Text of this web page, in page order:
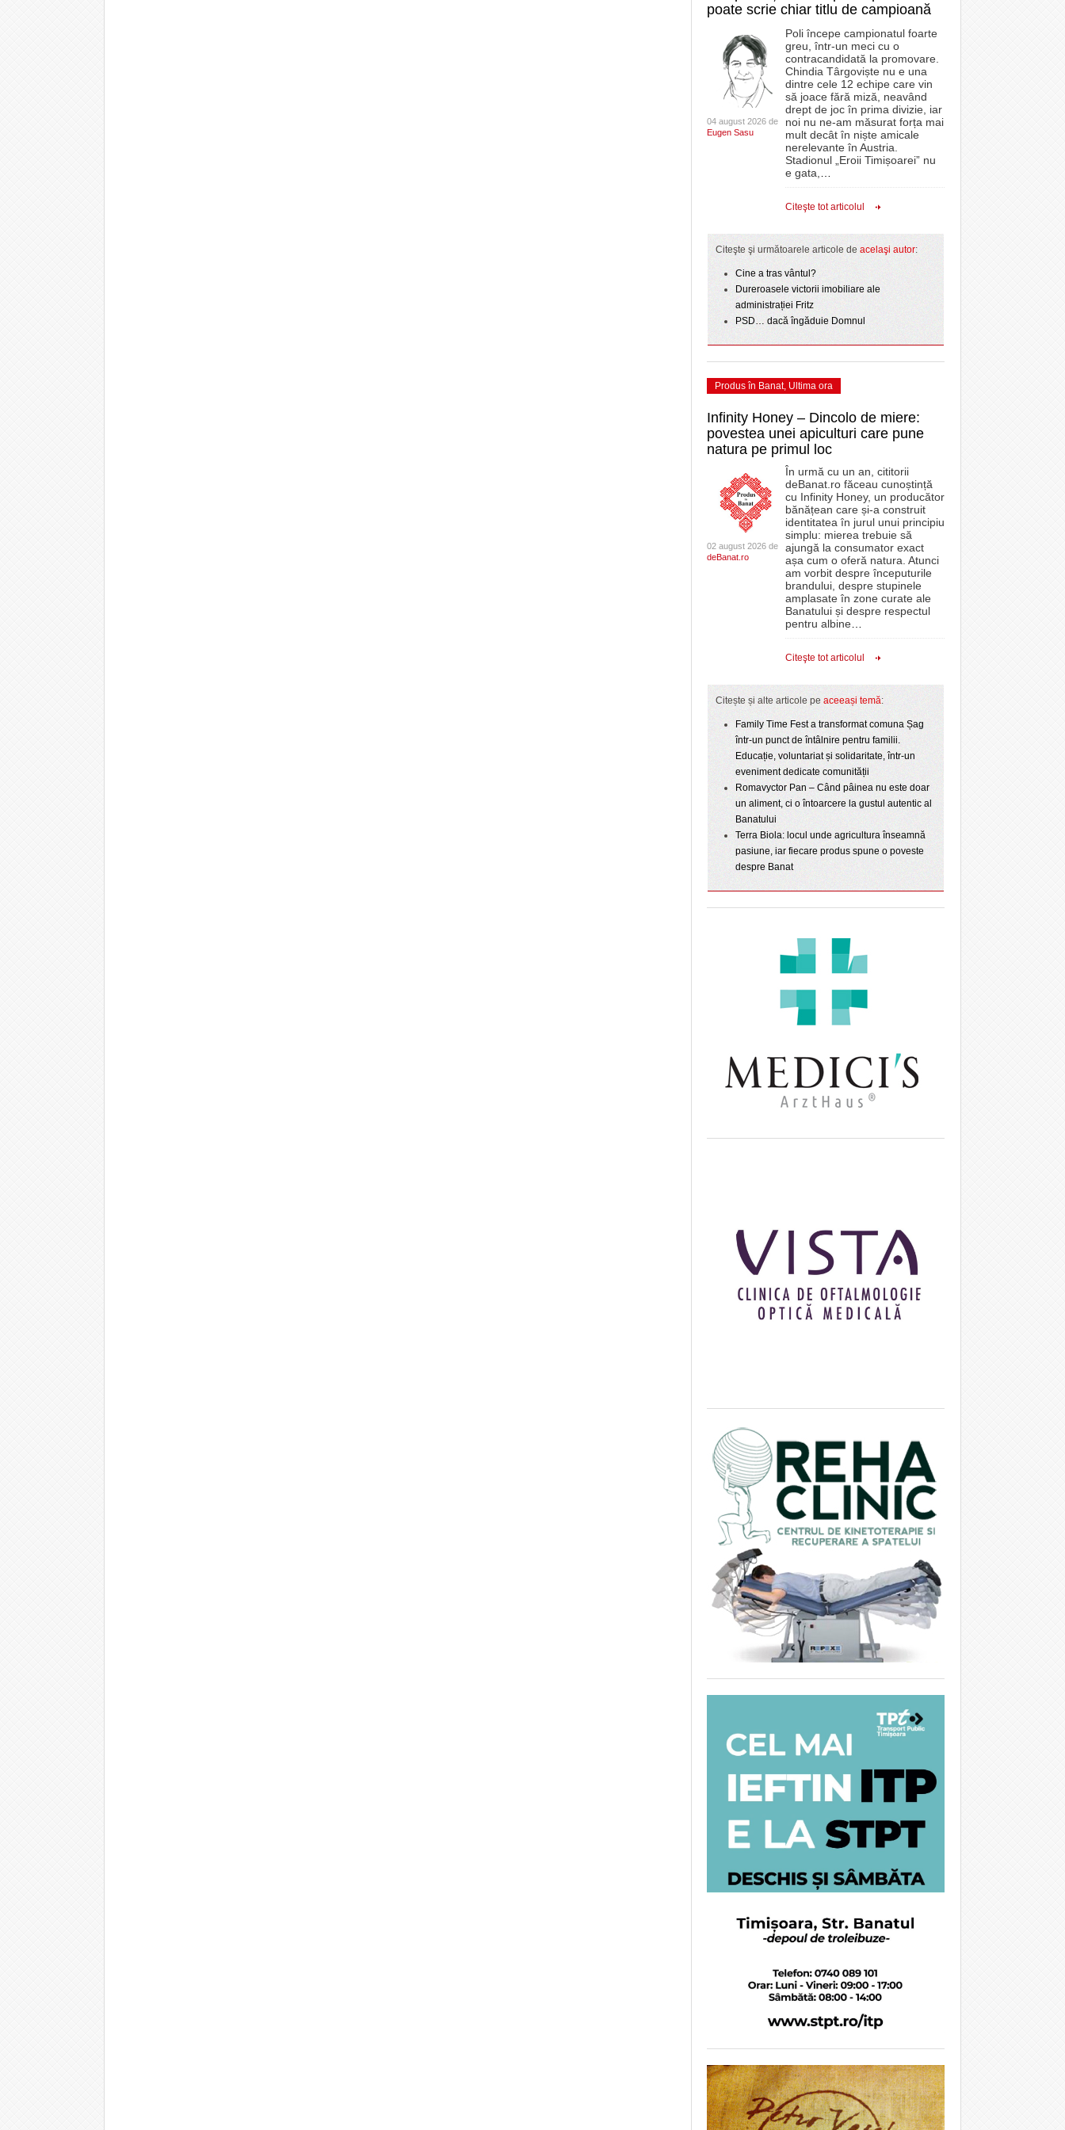
poate scrie chiar titlu de campioană
04 august 2026 de
Eugen Sasu
Poli începe campionatul foarte
greu, într-un meci cu o
contracandidată la promovare.
Chindia Târgoviște nu e una
dintre cele 12 echipe care vin
să joace fără miză, neavând
drept de joc în prima divizie, iar
noi nu ne-am măsurat forța mai
mult decât în niște amicale
nerelevante în Austria.
Stadionul „Eroii Timișoarei” nu
e gata,
Citeşte tot articolul
Citeşte şi următoarele articole de acelaşi autor:
Cine a tras vântul?
Dureroasele victorii imobiliare ale
administrației Fritz
PSD… dacă îngăduie Domnul
Produs în Banat, Ultima ora
Infinity Honey – Dincolo de miere:
povestea unei apiculturi care pune
natura pe primul loc
02 august 2026 de
deBanat.ro
În urmă cu un an, cititorii
deBanat.ro făceau cunoștință
cu Infinity Honey, un producător
bănățean care și-a construit
identitatea în jurul unui principiu
simplu: mierea trebuie să
ajungă la consumator exact
așa cum o oferă natura. Atunci
am vorbit despre începuturile
brandului, despre stupinele
amplasate în zone curate ale
Banatului și despre respectul
pentru albine
Citeşte tot articolul
Citește și alte articole pe aceeași temă:
Family Time Fest a transformat comuna Șag
într-un punct de întâlnire pentru familii.
Educație, voluntariat și solidaritate, într-un
eveniment dedicate comunității
Romavyctor Pan – Când pâinea nu este doar
un aliment, ci o întoarcere la gustul autentic al
Banatului
Terra Biola: locul unde agricultura înseamnă
pasiune, iar fiecare produs spune o poveste
despre Banat